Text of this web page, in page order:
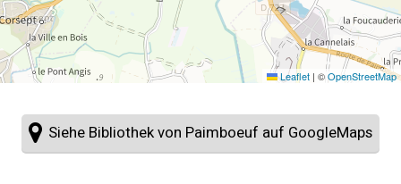
Leaflet | ©OpenStreetMap
Siehe Bibliothek von Paimboeuf auf GoogleMaps